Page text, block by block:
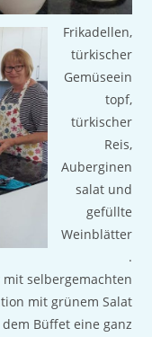
Frikadellen,
türkischer
Gemüseein
topf,
türkischer
Reis,
Auberginen
salat und
gefüllte
Weinblätter
.
selbergemachten
mit grünem Salat
Büffet eine ganz